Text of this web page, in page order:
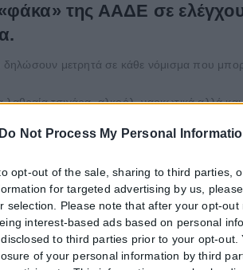
Do Not Process My Personal
opt-out of the sale, sharing to third parties,
for targeted advertising by us,
selection. Please note that after your opt-
interest-based ads based on personal
to third parties prior to your opt-
of your personal information by third
της ΑΑΔΕ σε
μετρητά σε κάθε νόμισμα που
τσιγάρα, αλκοόλ, ναρκωτικά αλλά
Αρχής Δημοσίων Εσόδων, τα Τελωνεία
διακίνησης ρευστών
συνολικά πάνω από: